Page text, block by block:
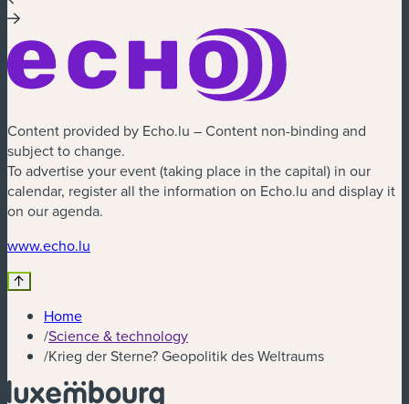
Content provided by Echo.lu – Content non-binding and
subject to change.
To advertise your event (taking place in the capital) in our
calendar, register all the information on Echo.lu and display it
on our agenda.
www.echo.lu
Home
/Science & technology
/Krieg der Sterne? Geopolitik des Weltraums